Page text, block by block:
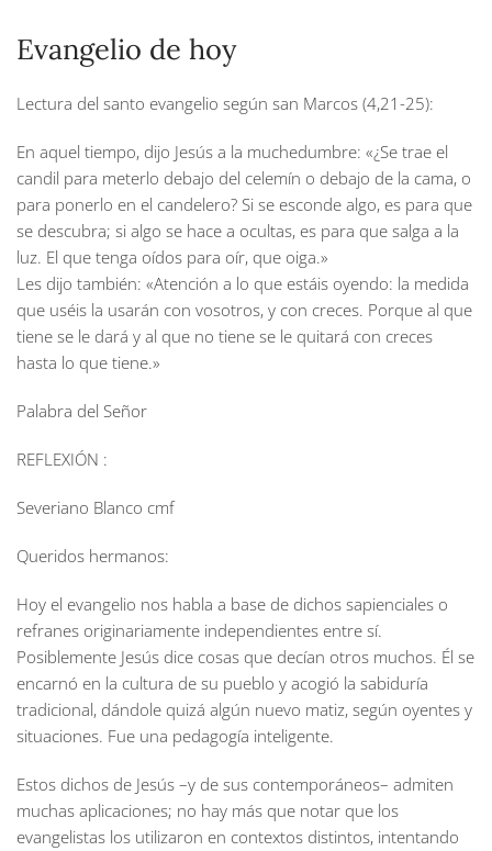
Evangelio de hoy
Lectura del santo evangelio según san Marcos (4,21-25):
En aquel tiempo, dijo Jesús a la muchedumbre: «¿Se trae el
candil para meterlo debajo del celemín o debajo de la cama, o
para ponerlo en el candelero? Si se esconde algo, es para que
se descubra; si algo se hace a ocultas, es para que salga a la
luz. El que tenga oídos para oír, que oiga.»
Les dijo también: «Atención a lo que estáis oyendo: la medida
que uséis la usarán con vosotros, y con creces. Porque al que
tiene se le dará y al que no tiene se le quitará con creces
hasta lo que tiene.»
Palabra del Señor
REFLEXIÓN :
Severiano Blanco cmf
Queridos hermanos:
Hoy el evangelio nos habla a base de dichos sapienciales o
refranes originariamente independientes entre sí.
Posiblemente Jesús dice cosas que decían otros muchos. Él se
encarnó en la cultura de su pueblo y acogió la sabiduría
tradicional, dándole quizá algún nuevo matiz, según oyentes y
situaciones. Fue una pedagogía inteligente.
Estos dichos de Jesús –y de sus contemporáneos– admiten
muchas aplicaciones; no hay más que notar que los
evangelistas los utilizaron en contextos distintos, intentando